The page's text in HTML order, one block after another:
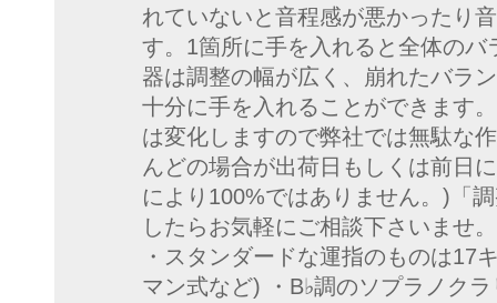
れていないと音程感が悪かったり
す。1箇所に手を入れると全体の
器は調整の幅が広く、崩れたバラ
十分に手を入れることができます
は変化しますので弊社では無駄な
んどの場合が出荷日もしくは前日
により100%ではありません。)「
したらお気軽にご相談下さいま
・スタンダードな運指のものは17
マン式など) ・B♭調のソプラノク